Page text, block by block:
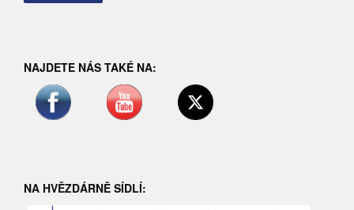
NAJDETE NÁS TAKÉ NA:
NA HVĚZDÁRNĚ SÍDLÍ: